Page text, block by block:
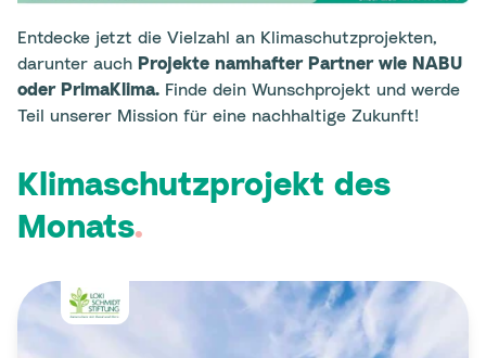
Entdecke jetzt die Vielzahl an Klimaschutzprojekten,
darunter auch Projekte namhafter Partner wie NABU
oder PrimaKlima. Finde dein Wunschprojekt und werde
Teil unserer Mission für eine nachhaltige Zukunft!
Klimaschutzprojekt des
Monats.